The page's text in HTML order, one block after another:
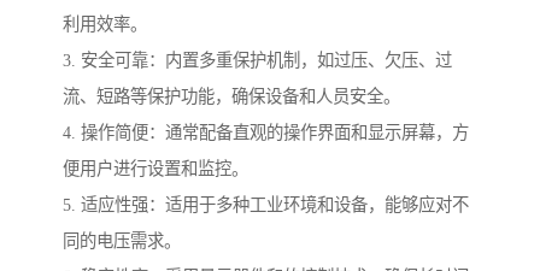
利用效率。
3. 安全可靠：内置多重保护机制，如过压、欠压、过
流、短路等保护功能，确保设备和人员安全。
4. 操作简便：通常配备直观的操作界面和显示屏幕，方
便用户进行设置和监控。
5. 适应性强：适用于多种工业环境和设备，能够应对不
同的电压需求。